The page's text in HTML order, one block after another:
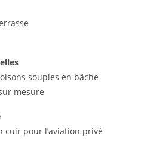
souples en bâche
mesure
cuir pour l’aviation privé